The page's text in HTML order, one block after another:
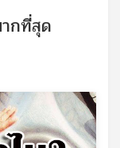
กที่สุด